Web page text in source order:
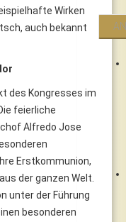
Wirken
auch bekannt
des Kongresses im
feierliche
Alfredo Jose
Erstkommunion,
der ganzen Welt.
unter der Führung
besonderen